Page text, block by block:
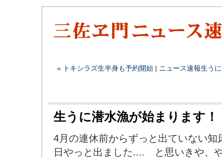
« トキシラズ生半身も予約開始 | ニュース速報生うに
生うに潜水漁が始まります！
4月の連休前からずっと出ていない知
日やっと出ました.... と思いきや、